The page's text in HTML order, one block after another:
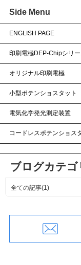
Side Menu
ENGLISH PAGE
印刷電極DEP-Chipシリ
オリジナル印刷電極
小型ポテンショスタット
電気化学発光測定装置
コードレスポテンショス
ブログカテゴ
全ての記事(1)